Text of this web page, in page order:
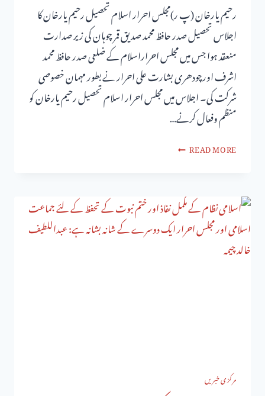
رحیم یارخان (پ ر)مجلس احرار اسلام تحصیل رحیم یارخان کا
اجلاس تحصیل صدر حافظ محمد صدیق قمر چوہان کی زیر صدارت
منعقد ہوا جس میں مجلس احراراسلام کے ضلعی صدر حافظ محمد
اشرف اورچودھری بشارت علی احرار نے بطور مہمان خصوصی
شرکت کی۔ اجلاس میں مجلس احرار اسلام تحصیل رحیم یارخان کو
منظم وفعال کرنے…
READ MORE
مرکزی خبریں